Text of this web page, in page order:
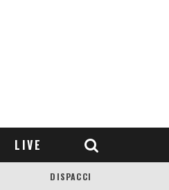
LIVE
DISPACCI